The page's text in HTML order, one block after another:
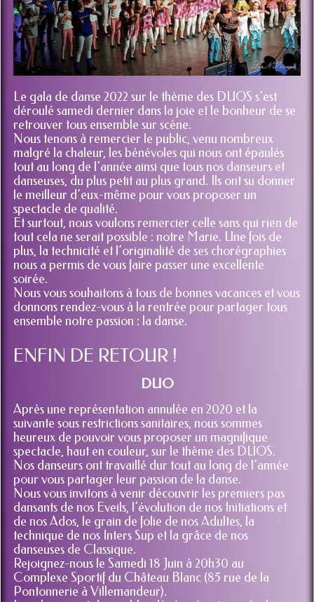
Le gala de danse 2022 sur le thème des DUOS s’est
déroulé samedi dernier dans la joie et le bonheur de se
retrouver tous ensemble sur scène.
Nous tenons à remercier le public, venu nombreux
malgré la chaleur, les bénévoles qui nous ont épaulés
tout au long de l’année ainsi que tous nos danseurs et
danseuses, du plus petit au plus grand. Ils ont su donner
le meilleur d’eux-même pour vous proposer un
spectacle de qualité.
Et surtout, nous voulons remercier celle sans qui rien de
tout cela ne serait possible : notre Marie. Une fois de
plus, la technicité et l’originalité de ses chorégraphies
nous a permis de vous faire passer une excellente
soirée.
Nous vous souhaitons à tous de bonnes vacances et vous
donnons rendez-vous à la rentrée pour partager tous
ensemble notre passion : la danse.
ENFIN DE RETOUR !
Après une représentation annulée en 2020 et la
suivante sous restrictions sanitaires, nous sommes
heureux de pouvoir vous proposer un magnifique
spectacle, haut en couleur, sur le thème des DUOS.
Nos danseurs ont travaillé dur tout au long de l’année
pour vous partager leur passion de la danse.
Nous vous invitons à venir découvrir les premiers pas
dansants de nos Eveils, l’évolution de nos Initiations et
de nos Ados, le grain de folie de nos Adultes, la
technique de nos Inters Sup et la grâce de nos
danseuses de Classique.
Rejoignez-nous le Samedi 18 Juin à 20h30 au
Complexe Sportif du Château Blanc (85 rue de la